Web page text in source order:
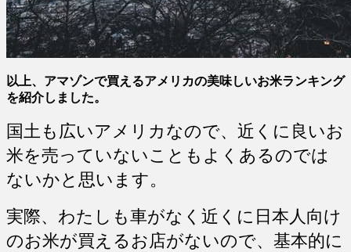
以上、アマゾンで買えるアメリカの美味しいお米ランキング
を紹介しました。
国土も広いアメリカなので、近くに良いお
米を売っていないこともよくあるのでは
ないかと思います。
実際、わたしも車がなく近くに日本人向け
のお米が買えるお店がないので、基本的に